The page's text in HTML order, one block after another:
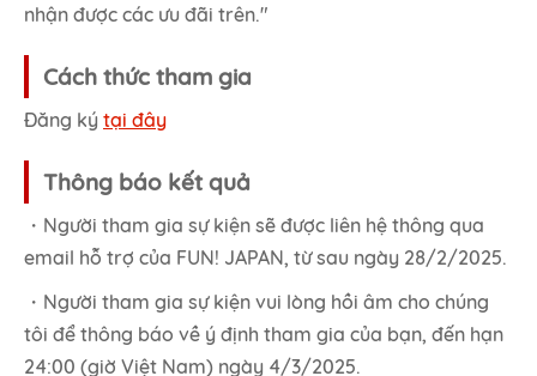
nhận được các ưu đãi trên."
Cách thức tham gia
Đăng ký tại đây
Thông báo kết quả
・Người tham gia sự kiện sẽ được liên hệ thông qua
email hỗ trợ của FUN! JAPAN, từ sau ngày 28/2/2025.
・Người tham gia sự kiện vui lòng hồi âm cho chúng
tôi để thông báo về ý định tham gia của bạn, đến hạn
24:00 (giờ Việt Nam) ngày 4/3/2025.